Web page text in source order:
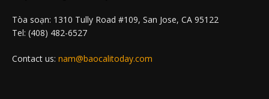
Tòa soạn: 1310 Tully Road #109, San Jose, CA 95122
Tel: (408) 482-6527
Contact us: nam@baocalitoday.com